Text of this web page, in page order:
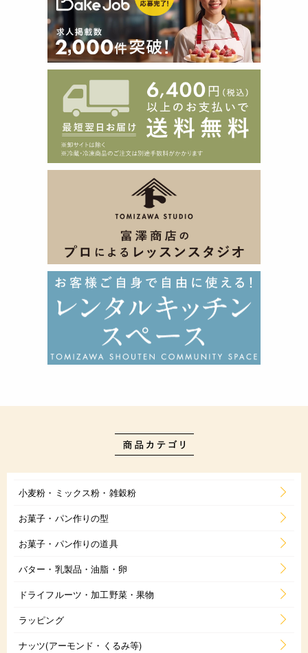
小麦粉・ミックス粉・雑穀粉
お菓子・パン作りの型
お菓子・パン作りの道具
バター・乳製品・油脂・卵
ドライフルーツ・加工野菜・果物
ラッピング
ナッツ(アーモンド・くるみ等)